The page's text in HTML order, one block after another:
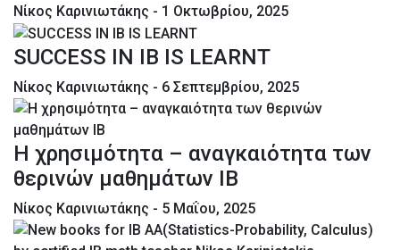
Νίκος Καρινιωτάκης - 1 Οκτωβρίου, 2025
SUCCESS IN IB IS LEARNT
Νίκος Καρινιωτάκης - 6 Σεπτεμβρίου, 2025
Η χρησιμότητα – αναγκαιότητα των
θερινών μαθημάτων ΙΒ
Νίκος Καρινιωτάκης - 5 Μαΐου, 2025